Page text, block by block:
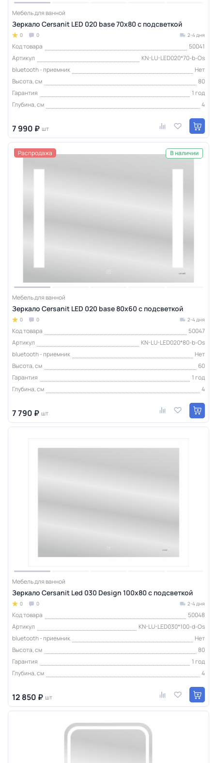
Мебель для ванной
Зеркало Cersanit LED 020 base 70x80 с подсветкой
0 0 2-4 дня
Код товара
50041
Артикул
KN-LU-LED020*70-b-Os
bluetooth - приемник
Нет
Высота, см
80
Гарантия
1 год
Глубина, см
4
7 990 ₽ шт
Распродажа В наличии
Мебель для ванной
Зеркало Cersanit LED 020 base 80x60 с подсветкой
0 0 2-4 дня
Код товара
50047
Артикул
KN-LU-LED020*80-b-Os
bluetooth - приемник
Нет
Высота, см
60
Гарантия
1 год
Глубина, см
4
7 790 ₽ шт
Мебель для ванной
Зеркало Cersanit Led 030 Design 100x80 с подсветкой
0 0 2-4 дня
Код товара
50048
Артикул
KN-LU-LED030*100-d-Os
bluetooth - приемник
Нет
Высота, см
80
Гарантия
1 год
Глубина, см
4
12 850 ₽ шт